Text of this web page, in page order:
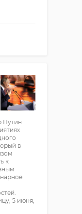
Путин
в
к
5 июня,